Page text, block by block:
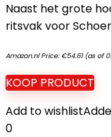
Naast het grote
ritsvak voor
Amazon.nl Price: €54.61(as of
KOOP PRODUCT
Add to wishlist
0